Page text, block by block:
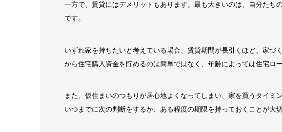
一方で、賃貸にはデメリットもあります。最も大きいのは、自分たち
です。
いずれ家を持ちたいと考えている場合、賃貸期間が長引くほど、家づ
がら住宅購入資金を貯めるのは簡単ではなく、年齢によっては住宅ロ
また、仮住まいのつもりが居心地よくなってしまい、家を買うタイミ
いつまでに次の判断をするか、ある程度の期限を持っておくことが大切